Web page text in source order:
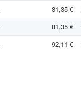
81,35 €
81,35 €
92,11 €